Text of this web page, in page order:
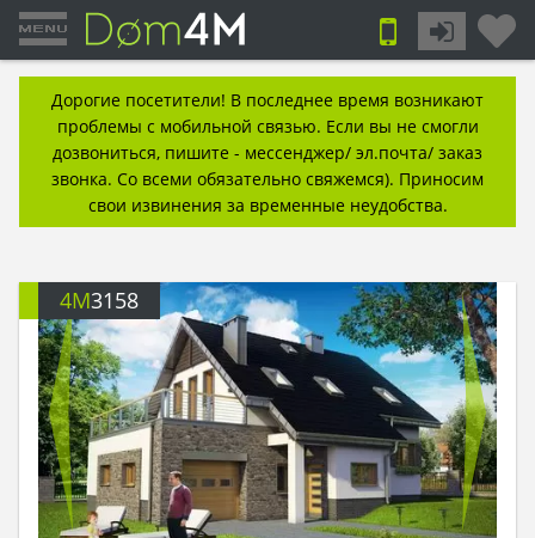
Дорогие посетители! В последнее время возникают
проблемы с мобильной связью. Если вы не смогли
дозвониться, пишите - мессенджер/ эл.почта/ заказ
звонка. Со всеми обязательно свяжемся). Приносим
свои извинения за временные неудобства.
4M3158